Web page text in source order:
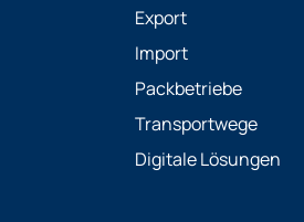
Export
Import
Packbetriebe
Transportwege
Digitale Lösungen